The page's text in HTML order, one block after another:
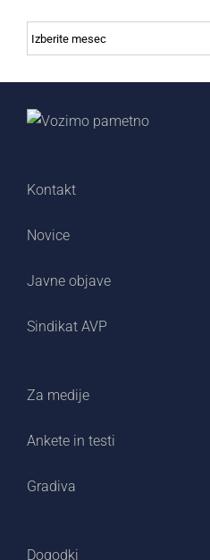
Arhiv
Kontakt
Novice
Javne objave
Sindikat AVP
Za medije
Ankete in testi
Gradiva
Dogodki